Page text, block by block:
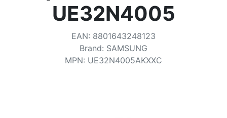
Baisses de prix
ParamètresUE32N4005
EAN: 8801643248123
Brand: SAMSUNG
MPN: UE32N4005AKXXC